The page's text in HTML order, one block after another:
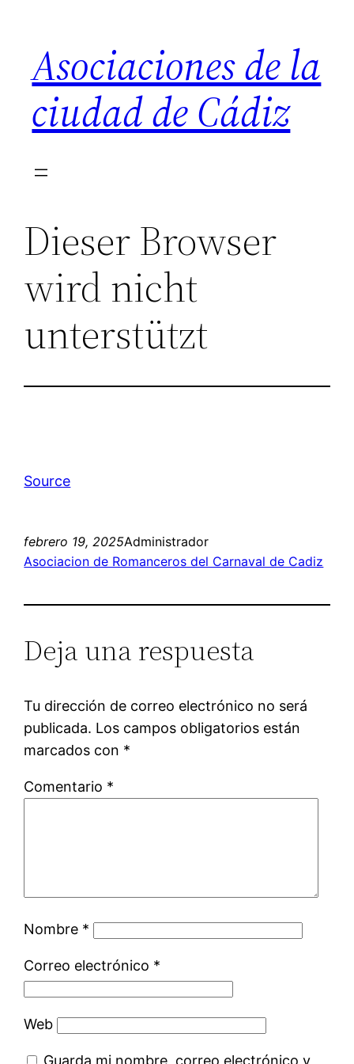
contenido
Asociaciones de la
ciudad de Cádiz
Dieser Browser
wird nicht
unterstützt
Source
febrero 19, 2025Administrador
Asociacion de Romanceros del Carnaval de Cadiz
Deja una respuesta
Tu dirección de correo electrónico no será
publicada. Los campos obligatorios están
marcados con *
Comentario *
Nombre *
Correo electrónico *
Web